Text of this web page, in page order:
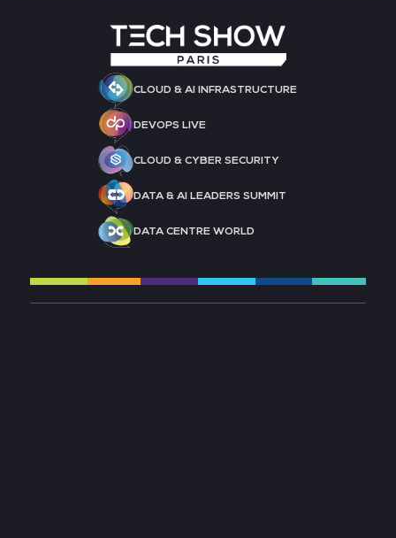
CLOUD & AI INFRASTRUCTURE
DEVOPS LIVE
CLOUD & CYBER SECURITY
DATA & AI LEADERS SUMMIT
DATA CENTRE WORLD